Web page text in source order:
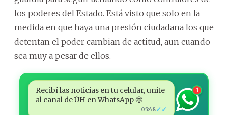
los poderes del Estado. Está visto que solo en la
medida en que haya una presión ciudadana los que
detentan el poder cambian de actitud, aun cuando
sea muy a pesar de ellos.
Recibí las noticias en tu celular, unite
al canal de ÚH en WhatsApp 🤩
05:48✓✓
1